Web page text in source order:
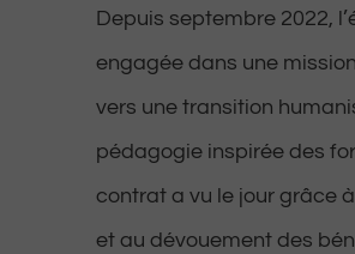
Depuis septembre 2022,
engagée dans une
vers une transition
pédagogie inspirée des
contrat a vu le jour grâce
et au dévouement des